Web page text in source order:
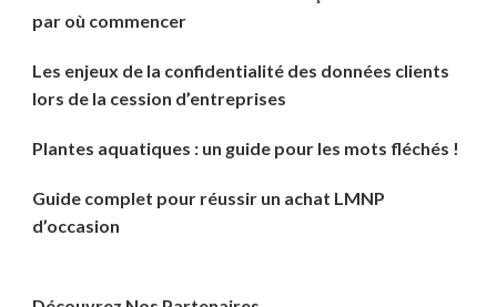
par où commencer
Les enjeux de la confidentialité des données clients
lors de la cession d’entreprises
Plantes aquatiques : un guide pour les mots fléchés !
Guide complet pour réussir un achat LMNP
d’occasion